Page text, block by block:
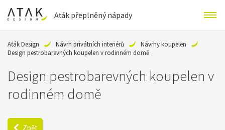
Aťák přeplněný nápady
Aťák Design Návrh privátních interiérů
Návrhy koupelen
Design pestrobarevných koupelen v rodinném domě
Design pestrobarevných koupelen v
rodinném domě
Zpět